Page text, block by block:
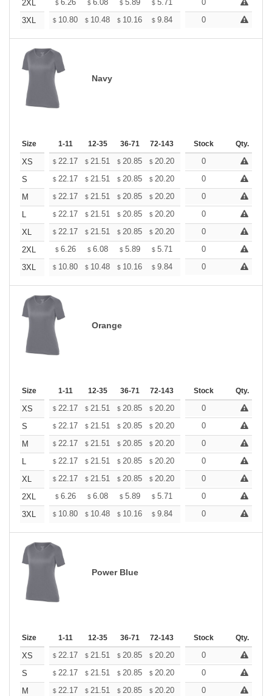
2XL $ 6.26 $ 6.08 $ 5.89 $ 5.71 5.52
0
3XL
$ 10.80 $ 10.48 $ 10.16 $ 9.84 9.52
0
Navy
Size 1-11 12-35 36-71 72-143 144-287 288 + More
Stock Qty.
XS $ 22.17 $ 21.51 $ 20.85 $ 20.20 19.54
0
S
$ 22.17 $ 21.51 $ 20.85 $ 20.20 19.54
0
M
$ 22.17 $ 21.51 $ 20.85 $ 20.20 19.54
0
L
$ 22.17 $ 21.51 $ 20.85 $ 20.20 19.54
0
XL
$ 22.17 $ 21.51 $ 20.85 $ 20.20 19.54
0
2XL
$ 6.26 $ 6.08 $ 5.89 $ 5.71 5.52
0
3XL
$ 10.80 $ 10.48 $ 10.16 $ 9.84 9.52
0
Orange
Size 1-11 12-35 36-71 72-143 144-287 288 + More
Stock Qty.
XS $ 22.17 $ 21.51 $ 20.85 $ 20.20 19.54
0
S
$ 22.17 $ 21.51 $ 20.85 $ 20.20 19.54
0
M
$ 22.17 $ 21.51 $ 20.85 $ 20.20 19.54
0
L
$ 22.17 $ 21.51 $ 20.85 $ 20.20 19.54
0
XL
$ 22.17 $ 21.51 $ 20.85 $ 20.20 19.54
0
2XL
$ 6.26 $ 6.08 $ 5.89 $ 5.71 5.52
0
3XL
$ 10.80 $ 10.48 $ 10.16 $ 9.84 9.52
0
Power Blue
Size 1-11 12-35 36-71 72-143 144-287 288 + More
Stock Qty.
XS $ 22.17 $ 21.51 $ 20.85 $ 20.20 19.54
0
S
$ 22.17 $ 21.51 $ 20.85 $ 20.20 19.54
0
M
$ 22.17 $ 21.51 $ 20.85 $ 20.20 19.54
0